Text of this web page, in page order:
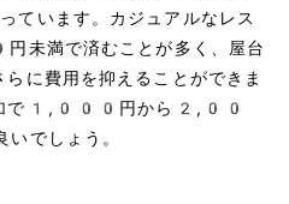
います。カジュアルなレス
満で済むことが多く、屋台
に費用を抑えることができま
追加で1,000円から2,00
でしょう。